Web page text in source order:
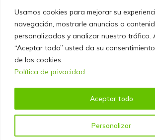
Usamos cookies para mejorar su
navegación, mostrarle anuncios o
personalizados y analizar nuestro tráfico.
“Aceptar todo” usted da su
de las cookies.
Política de privacidad
Personalizar
Aceptar todo
Teléfono
93 371 62 90 - Fax: 93 371
Privacidad y
Política de
Copyright © 2026 [Preciado Servicios
Funciona gracias a [